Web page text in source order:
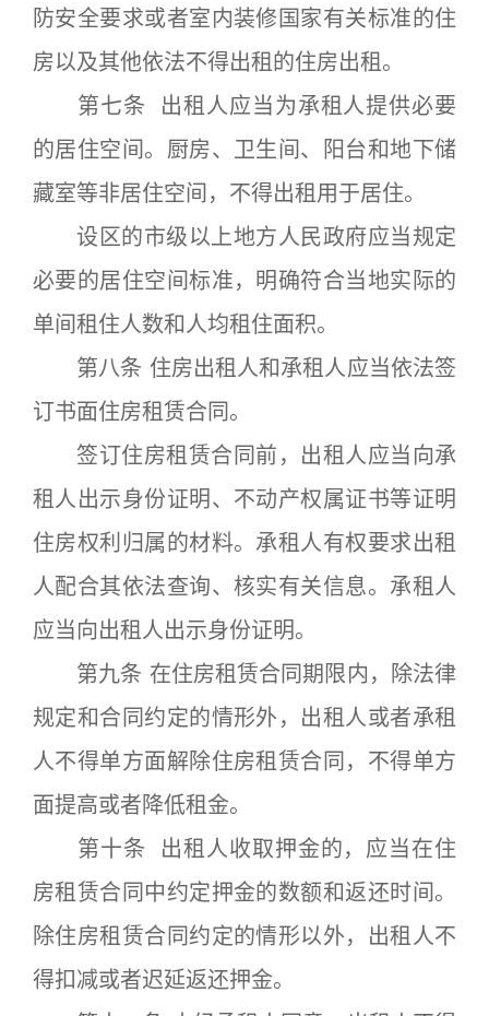
防安全要求或者室内装修国家有关标准的住
房以及其他依法不得出租的住房出租。
第七条 出租人应当为承租人提供必要
的居住空间。厨房、卫生间、阳台和地下储
藏室等非居住空间，不得出租用于居住。
设区的市级以上地方人民政府应当规定
必要的居住空间标准，明确符合当地实际的
单间租住人数和人均租住面积。
第八条 住房出租人和承租人应当依法签
订书面住房租赁合同。
签订住房租赁合同前，出租人应当向承
租人出示身份证明、不动产权属证书等证明
住房权利归属的材料。承租人有权要求出租
人配合其依法查询、核实有关信息。承租人
应当向出租人出示身份证明。
第九条 在住房租赁合同期限内，除法律
规定和合同约定的情形外，出租人或者承租
人不得单方面解除住房租赁合同，不得单方
面提高或者降低租金。
第十条 出租人收取押金的，应当在住
房租赁合同中约定押金的数额和返还时间。
除住房租赁合同约定的情形以外，出租人不
得扣减或者迟延返还押金。